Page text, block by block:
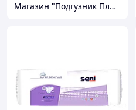
Магазин "Подгузник Плюс"